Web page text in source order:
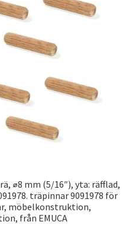
⌀8 mm (5/16″), yta: räfflad,
träpinnar 9091978 för
möbelkonstruktion,
från EMUCA